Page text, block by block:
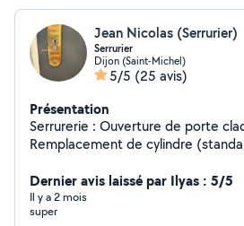
Jean Nicolas (Serrurier)
Serrurier
Dijon (Saint-Michel)
5/5 (25 avis)
Présentation
Serrurerie : Ouverture de porte claquée ou fermée à clé
Remplacement de cylindre
de porte Sécurisation après effraction Vitrerie :
Remplacement de vitre cassée Pose de vitrage simple,
double ou feuilleté Sécurisation temporaire Vitrage sur-
Dernier avis laissé par Ilyas : 5/5
Il y a 2 mois
super